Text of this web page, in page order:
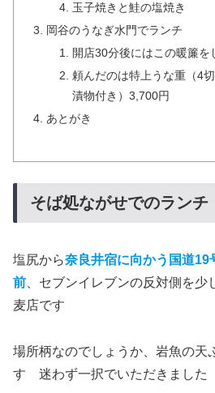
玉子焼きと鮭の塩焼き
岡谷のうなぎ水門でランチ
開店30分後にはこの暖簾を
頼んだのは特上うな重（4
漬物付き）3,700円
あとがき
そば処ながせでのランチ
塩尻から奈良井宿に向かう国道19
前 、セブンイレブンの反対側を
麦店です
場所柄なのでしょうか、岩魚の天
す 迷わず一択でいただきました